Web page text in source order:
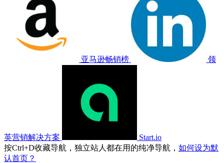
亚马逊畅销榜 领
英营销解决方案
Start.io
按Ctrl+D收藏导航，独立站人都在用的纯净导航， 如何设为默
认首页？